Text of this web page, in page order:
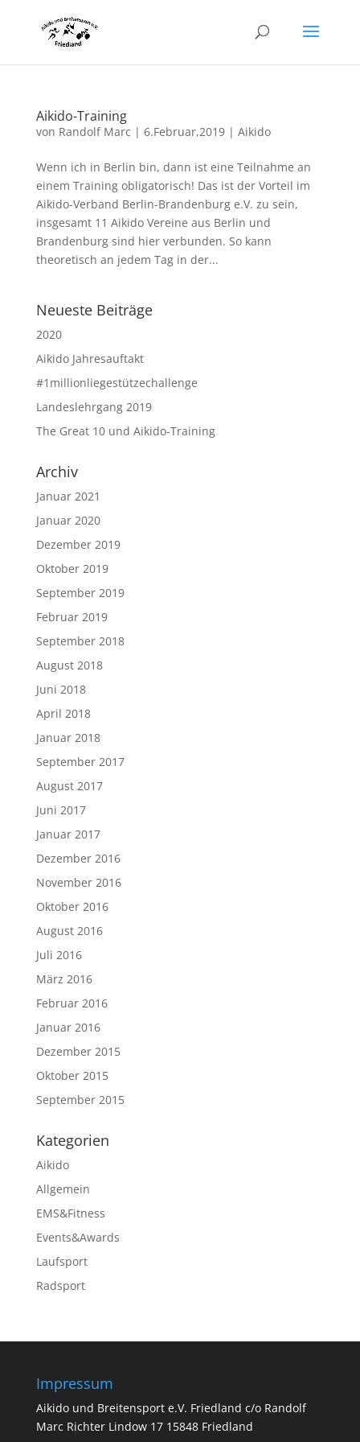
Aikido-Training
von Randolf Marc | 6.Februar,2019| Aikido
Wenn ich in Berlin bin, dann ist eine Teilnahme an
einem Training obligatorisch! Das ist der Vorteil im
Aikido-Verband Berlin-Brandenburg e.V. zu sein,
insgesamt 11 Aikido Vereine aus Berlin und
Brandenburg sind hier verbunden. So kann
theoretisch an jedem Tag in der...
Neueste Beiträge
2020
Aikido Jahresauftakt
#1millionliegestützechallenge
Landeslehrgang 2019
The Great 10 und Aikido-Training
Archiv
Januar 2021
Januar 2020
Dezember 2019
Oktober 2019
September 2019
Februar 2019
September 2018
August 2018
Juni 2018
April 2018
Januar 2018
September 2017
August 2017
Juni 2017
Januar 2017
Dezember 2016
November 2016
Oktober 2016
August 2016
Juli 2016
März 2016
Februar 2016
Januar 2016
Dezember 2015
Oktober 2015
September 2015
Kategorien
Aikido
Allgemein
EMS&Fitness
Events&Awards
Laufsport
Radsport
Impressum
Aikido und Breitensport e.V. Friedland c/o Randolf
Marc Richter Lindow 17 15848 Friedland